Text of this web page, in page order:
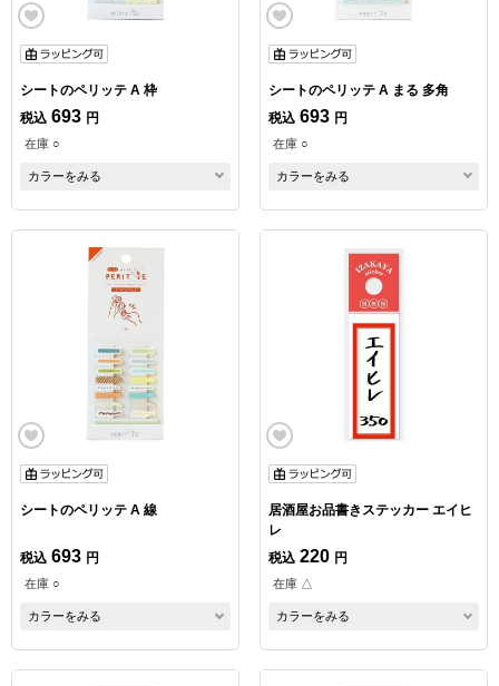
シートのペリッテ A 枠
税込 693 円
在庫 ○
カラーをみる
シートのペリッテ A まる 多角
税込 693 円
在庫 ○
カラーをみる
シートのペリッテ A 線
税込 693 円
在庫 ○
カラーをみる
居酒屋お品書きステッカー エイヒ
レ
税込 220 円
在庫 △
カラーをみる